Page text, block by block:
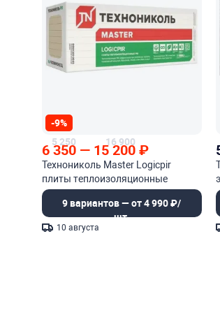
-9%
5 250
6 350 — 16 900
15 200₽
Технониколь Master Logicpir
плиты теплоизоляционные
9 вариантов — от 4 990 ₽/
шт.
10 августа